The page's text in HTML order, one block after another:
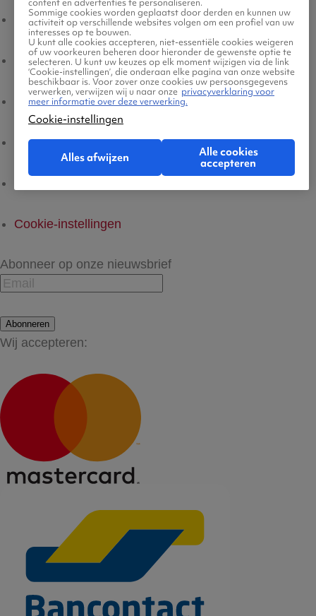
Voorwaarden
Privacyverklaring
Legal Notice
Platform Transparantie
Cookie-instellingen
Abonneer op onze nieuwsbrief
Abonneren
Wij accepteren:
content en advertenties te personaliseren.
Sommige cookies worden geplaatst door derden en kunnen uw
activiteit op verschillende websites volgen om een profiel van uw
interesses op te bouwen.
U kunt alle cookies accepteren, niet-essentiële cookies weigeren
of uw voorkeuren beheren door hieronder de gewenste optie te
selecteren. U kunt uw keuzes op elk moment wijzigen via de link
‘Cookie-instellingen’, die onderaan elke pagina van onze website
beschikbaar is. Voor zover onze cookies uw persoonsgegevens
verwerken, verwijzen wij u naar onze privacyverklaring voor
meer informatie over deze verwerking.
Cookie-instellingen
Alles afwijzen
Alle cookies
accepteren